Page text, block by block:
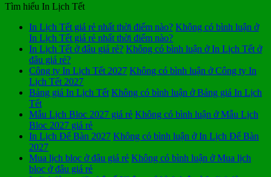
Tìm hiểu In Lịch Tết
In Lịch Tết giá rẻ nhất thời điểm nào? Không có bình luận ở
In Lịch Tết giá rẻ nhất thời điểm nào?
In Lịch Tết ở đâu giá rẻ? Không có bình luận ở In Lịch Tết ở
đâu giá rẻ?
Công ty In Lịch Tết 2027 Không có bình luận ở Công ty In
Lịch Tết 2027
Bảng giá In Lịch Tết Không có bình luận ở Bảng giá In Lịch
Tết
Mẫu Lịch Bloc 2027 giá rẻ Không có bình luận ở Mẫu Lịch
Bloc 2027 giá rẻ
In Lịch Để Bàn 2027 Không có bình luận ở In Lịch Để Bàn
2027
Mua lịch bloc ở đâu giá rẻ Không có bình luận ở Mua lịch
bloc ở đâu giá rẻ